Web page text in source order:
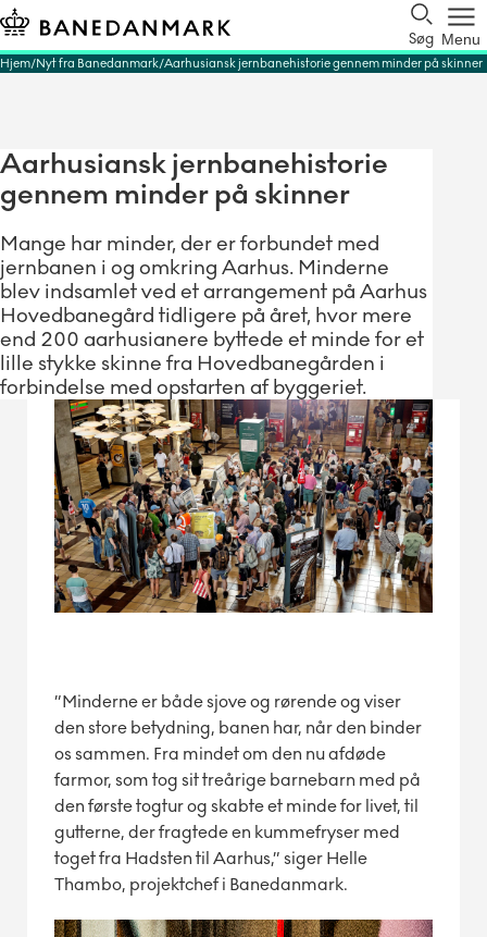
Søg Menu
Hjem Nyt fra Banedanmark Aarhusiansk jernbanehistorie gennem minder på skinner
Aarhusiansk jernbanehistorie
gennem minder på skinner
Mange har minder, der er forbundet med
jernbanen i og omkring Aarhus. Minderne
blev indsamlet ved et arrangement på Aarhus
Hovedbanegård tidligere på året, hvor mere
end 200 aarhusianere byttede et minde for et
lille stykke skinne fra Hovedbanegården i
forbindelse med opstarten af byggeriet.
”Minderne er både sjove og rørende og viser
den store betydning, banen har, når den binder
os sammen. Fra mindet om den nu afdøde
farmor, som tog sit treårige barnebarn med på
den første togtur og skabte et minde for livet, til
gutterne, der fragtede en kummefryser med
toget fra Hadsten til Aarhus,” siger Helle
Thambo, projektchef i Banedanmark.